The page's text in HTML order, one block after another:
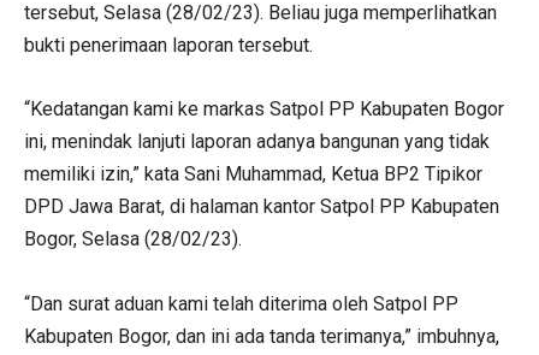
tersebut, Selasa (28/02/23). Beliau juga memperlihatkan
bukti penerimaan laporan tersebut.
“Kedatangan kami ke markas Satpol PP Kabupaten Bogor
ini, menindak lanjuti laporan adanya bangunan yang tidak
memiliki izin,” kata Sani Muhammad, Ketua BP2 Tipikor
DPD Jawa Barat, di halaman kantor Satpol PP Kabupaten
Bogor, Selasa (28/02/23).
“Dan surat aduan kami telah diterima oleh Satpol PP
Kabupaten Bogor, dan ini ada tanda terimanya,” imbuhnya,